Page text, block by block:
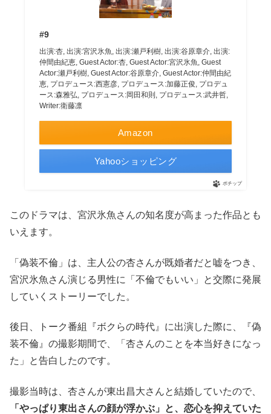
#9
出演:杏, 出演:宮沢氷魚, 出演:瀬戸利樹, 出演:谷原章介, 出演:
仲間由紀恵, Guest Actor:杏, Guest Actor:宮沢氷魚, Guest
Actor:瀬戸利樹, Guest Actor:谷原章介, Guest Actor:仲間由紀
恵, プロデュース:西憲彦, プロデュース:加藤正俊, プロデュ
ース:森雅弘, プロデュース:岡田和則, プロデュース:武井哲,
Writer:衛藤凛
Amazon
Yahooショッピング
ポチップ
このドラマは、宮沢氷魚さんの知名度が高まった作品とも
いえます。
「偽装不倫」は、主人公の杏さんが既婚者だと嘘をつき、
宮沢氷魚さん演じる男性に「不倫でもいい」と交際に発展
していくストーリーでした。
後日、トーク番組『ボクらの時代』に出演した際に、『偽
装不倫』の撮影期間で、「杏さんのことを本当好きになっ
た」と告白したのです。
撮影当時は、杏さんが東出昌大さんと結婚していたので、
「やっぱり東出さんの顔が浮かぶ」と、恋心を抑えていた